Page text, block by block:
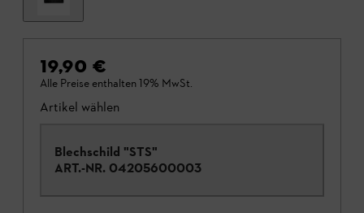
19,90 €
Alle Preise enthalten 19% MwSt.
Artikel wählen
Blechschild "STS"
ART.-NR. 04205600003